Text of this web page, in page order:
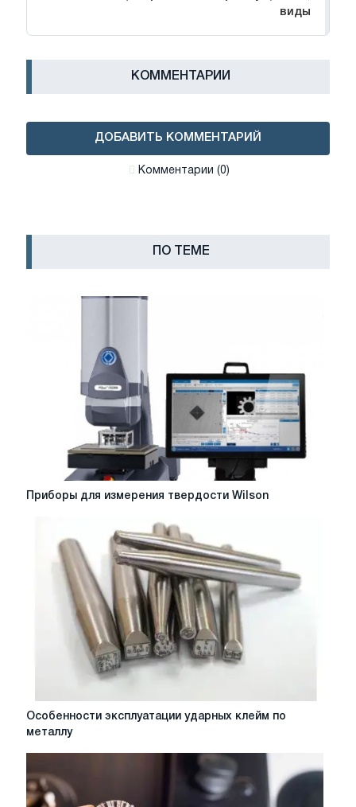
виды
КОММЕНТАРИИ
ДОБАВИТЬ КОММЕНТАРИЙ
Комментарии (0)
ПО ТЕМЕ
Приборы
для
твердости
Wilson
Приборы для измерения твердости Wilson
Особенности
по
металлу
Особенности эксплуатации ударных клейм по
металлу